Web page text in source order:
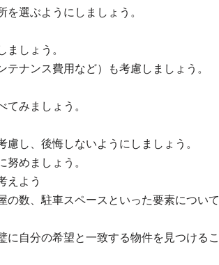
選ぶようにしましょう。
しょう。
ナンス費用など）も考慮しましょう。
みましょう。
し、後悔しないようにしましょう。
めましょう。
えよう
の数、駐車スペースといった要素について
自分の希望と一致する物件を見つけるこ